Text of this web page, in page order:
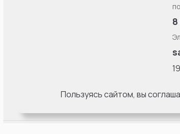
Пользуясь сайтом, вы